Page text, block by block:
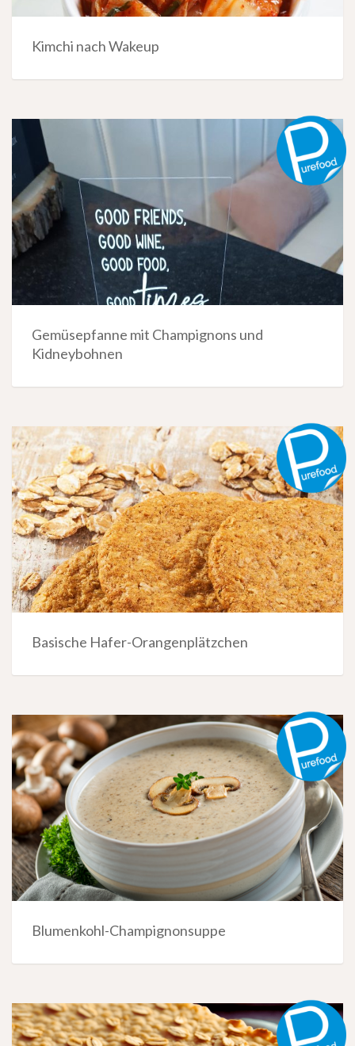
Kimchi nach Wakeup
Gemüsepfanne mit Champignons und
Kidneybohnen
Basische Hafer-Orangenplätzchen
Blumenkohl-Champignonsuppe